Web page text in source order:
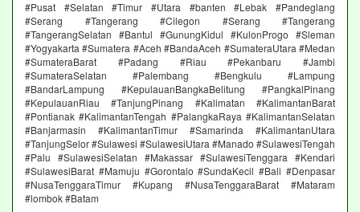
#Pusat #Selatan #Timur #Utara #banten #Lebak #Pandeglang
#Serang #Tangerang #Cilegon #Serang #Tangerang
#TangerangSelatan #Bantul #GunungKidul #KulonProgo #Sleman
#Yogyakarta #Sumatera #Aceh #BandaAceh #SumateraUtara #Medan
#SumateraBarat #Padang #Riau #Pekanbaru #Jambi
#SumateraSelatan #Palembang #Bengkulu #Lampung
#BandarLampung #KepulauanBangkaBelitung #PangkalPinang
#KepulauanRiau #TanjungPinang #Kalimatan #KalimantanBarat
#Pontianak #KalimantanTengah #PalangkaRaya #KalimantanSelatan
#Banjarmasin #KalimantanTimur #Samarinda #KalimantanUtara
#TanjungSelor #Sulawesi #SulawesiUtara #Manado #SulawesiTengah
#Palu #SulawesiSelatan #Makassar #SulawesiTenggara #Kendari
#SulawesiBarat #Mamuju #Gorontalo #SundaKecil #Bali #Denpasar
#NusaTenggaraTimur #Kupang #NusaTenggaraBarat #Mataram
#lombok #Batam